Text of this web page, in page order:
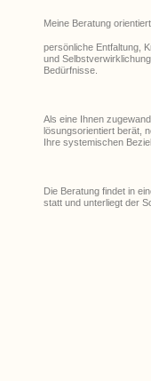
Meine Beratung
persönliche Entfaltung,
und
Bedürfnisse.
Als eine Ihnen
lösungsorientiert berät,
Ihre systemischen
Die Beratung findet in
statt und unterliegt der